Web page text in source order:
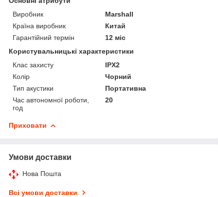
Виробник
Marshall
Країна виробник
Китай
Гарантійний термін
12 міс
Користувальницькі характеристики
Клас захисту
IPX2
Колір
Чорний
Тип акустики
Портативна
Час автономної роботи,
год
20
Приховати
Умови доставки
Нова Пошта
Всі умови доставки